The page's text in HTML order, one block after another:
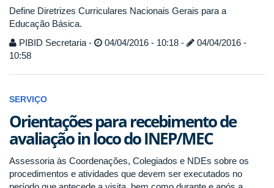
Define Diretrizes Curriculares Nacionais Gerais para a
Educação Básica.
PIBID Secretaria -
04/04/2016 - 10:18 -
04/04/2016 -
10:58
SERVIÇO
Orientações para recebimento de
avaliação in loco do INEP/MEC
Assessoria às Coordenações, Colegiados e NDEs sobre os
procedimentos e atividades que devem ser executados no